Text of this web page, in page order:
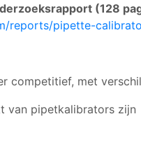
(128
reports/pipette-
competitief, met
van pipetkalibrators zijn